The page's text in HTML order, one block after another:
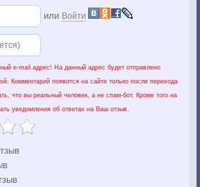
или Войти
e-mail адрес! На данный адрес будет отправлено
Комментарий появится на сайте только после перехода
что вы реальный человек, а не спам-бот. Кроме того на
уведомления об ответах на Ваш отзыв.